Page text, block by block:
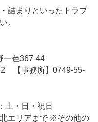
詰まりといったトラブ
。
一色367-44
【事務所】0749-55-
土・日・祝日
エリアまで ※その他の